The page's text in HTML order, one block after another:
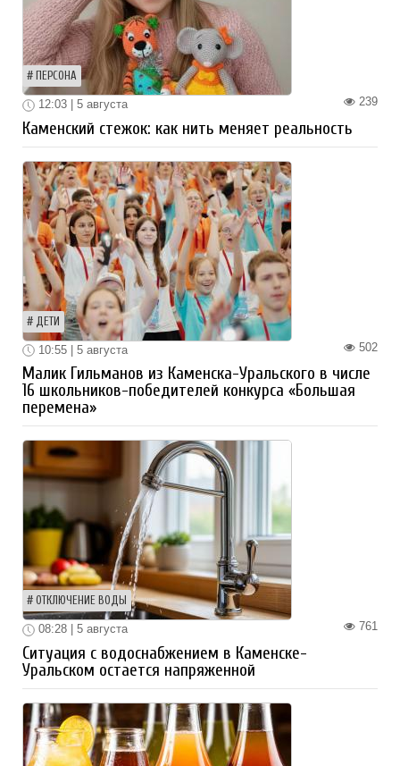
ПЕРСОНА
239
12:03 | 5 августа
Каменский стежок: как нить меняет реальность
ДЕТИ
502
10:55 | 5 августа
Малик Гильманов из Каменска-Уральского в числе
16 школьников-победителей конкурса «Большая
перемена»
ОТКЛЮЧЕНИЕ ВОДЫ
761
08:28 | 5 августа
Ситуация с водоснабжением в Каменске-
Уральском остается напряженной